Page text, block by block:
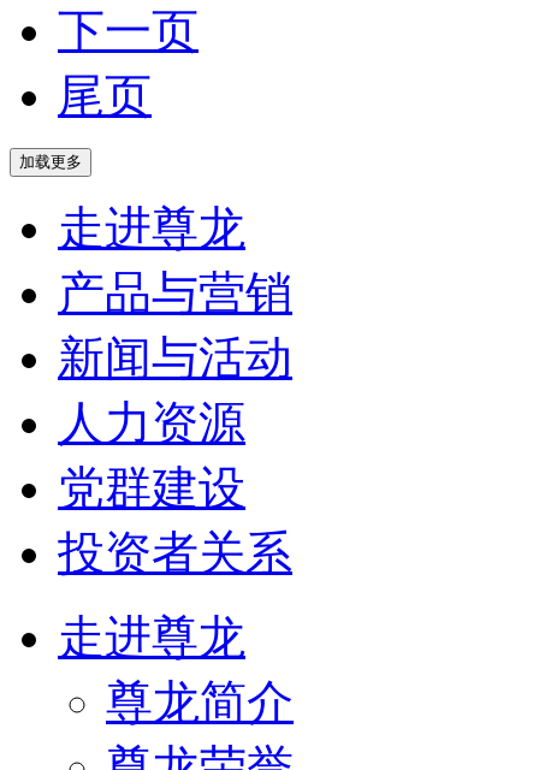
下一页
尾页
走进尊龙
产品与营销
新闻与活动
人力资源
党群建设
投资者关系
走进尊龙
尊龙简介